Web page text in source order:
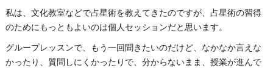
私は、文化教室などで占星術を教えてきたのですが、占星術の習得
のためにもっともよいのは個人セッションだと思います。
グループレッスンで、もう一回聞きたいのだけど、なかなか言えな
かったり、質問しにくかったりで、分からないまま、授業が進んで